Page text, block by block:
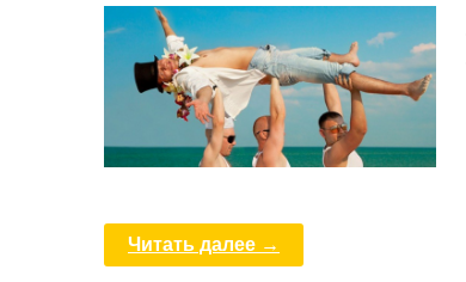
Читать далее →